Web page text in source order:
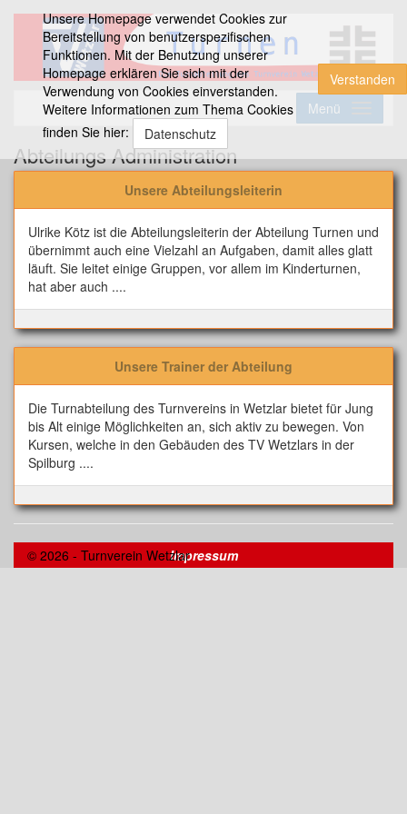
Unsere Homepage verwendet Cookies zur
Bereitstellung von benutzerspezifischen
Funktionen. Mit der Benutzung unserer
Homepage erklären Sie sich mit der
Verwendung von Cookies einverstanden.
Weitere Informationen zum Thema Cookies
finden Sie hier:
Datenschutz
Verstanden
Menü
Abteilungs Administration
Unsere Abteilungsleiterin
Ulrike Kötz ist die Abteilungsleiterin der Abteilung Turnen und
übernimmt auch eine Vielzahl an Aufgaben, damit alles glatt
läuft. Sie leitet einige Gruppen, vor allem im Kinderturnen,
hat aber auch ....
Unsere Trainer der Abteilung
Die Turnabteilung des Turnvereins in Wetzlar bietet für Jung
bis Alt einige Möglichkeiten an, sich aktiv zu bewegen. Von
Kursen, welche in den Gebäuden des TV Wetzlars in der
Spilburg ....
© 2026 - Turnverein WetzlarImpressum